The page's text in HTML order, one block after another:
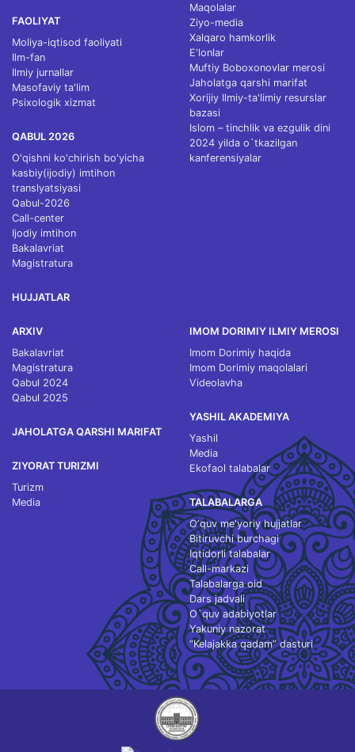
FAOLIYAT
Moliya-iqtisod faoliyati
Ilm-fan
Ilmiy jurnallar
Masofaviy ta'lim
Psixologik xizmat
QABUL 2026
O'qishni ko'chirish bo'yicha
kasbiy(ijodiy) imtihon
translyatsiyasi
Qabul-2026
Call-center
Ijodiy imtihon
Bakalavriat
Magistratura
HUJJATLAR
Maqolalar
Ziyo-media
Xalqaro hamkorlik
E'lonlar
Muftiy Boboxonovlar merosi
Jaholatga qarshi marifat
Xorijiy Ilmiy-ta'limiy resurslar
bazasi
Islom – tinchlik va ezgulik dini
2024 yilda o`tkazilgan
kanferensiyalar
ARXIV
Bakalavriat
Magistratura
Qabul 2024
Qabul 2025
JAHOLATGA QARSHI MARIFAT
ZIYORAT TURIZMI
Turizm
Media
IMOM DORIMIY ILMIY MEROSI
Imom Dorimiy haqida
Imom Dorimiy maqolalari
Videolavha
YASHIL AKADEMIYA
Yashil
Media
Ekofaol talabalar
TALABALARGA
O‘quv me'yoriy hujjatlar
Bitiruvchi burchagi
Iqtidorli talabalar
Call-markazi
Talabalarga oid
Dars jadvali
O`quv adabiyotlar
Yakuniy nazorat
“Kelajakka qadam” dasturi